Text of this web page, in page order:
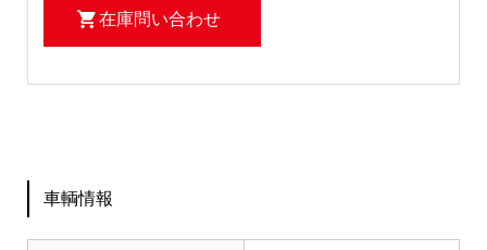
在庫問い合わせ
車輌情報